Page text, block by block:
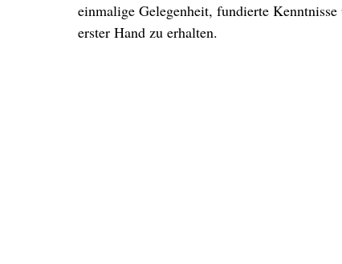
einmalige Gelegenheit, fundierte
erster Hand zu erhalten.